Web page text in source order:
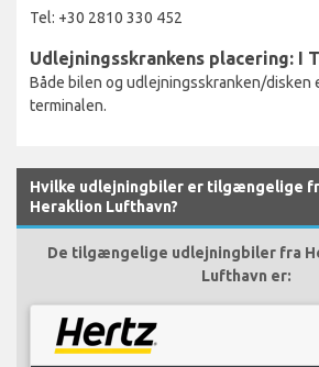
Tel: +30 2810 330 452
Udlejningsskrankens placering: I
Både bilen og udlejningsskranken/disken
terminalen.
Hvilke udlejningbiler er tilgængelige
Heraklion Lufthavn?
De tilgængelige udlejningbiler fra
Lufthavn er: